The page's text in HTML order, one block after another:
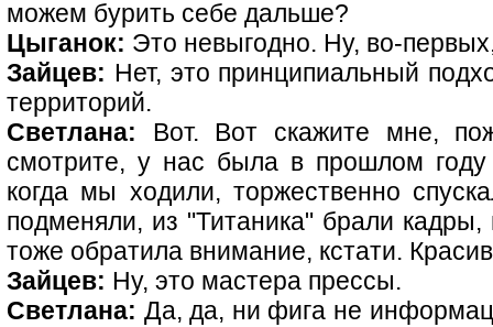
можем бурить себе дальше?
Цыганок: Это невыгодно. Ну, во-
Зайцев: Нет, это принципиальный
территорий.
Светлана: Вот. Вот скажите мне,
смотрите, у нас была в прошлом году
когда мы ходили, торжественно
подменяли, из "Титаника" брали
тоже обратила внимание, кстати.
Зайцев: Ну, это мастера прессы.
Светлана: Да, да, ни фига не